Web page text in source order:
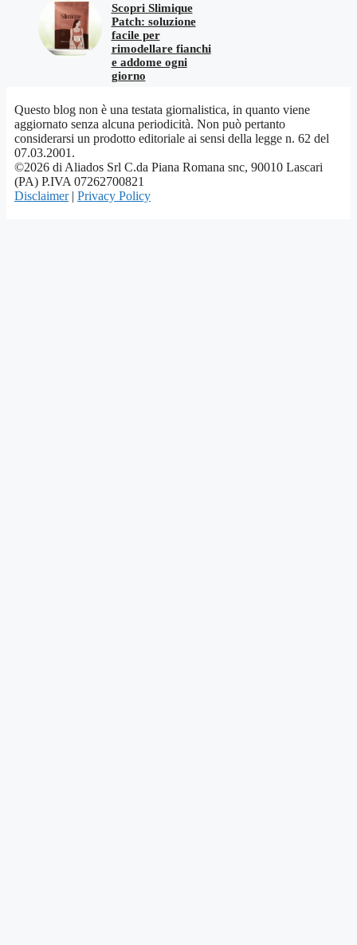
Scopri Slimique
Patch: soluzione
facile per
rimodellare fianchi
e addome ogni
giorno
Questo blog non è una testata giornalistica, in quanto viene
aggiornato senza alcuna periodicità. Non può pertanto
considerarsi un prodotto editoriale ai sensi della legge n. 62 del
07.03.2001.
©2026 di Aliados Srl C.da Piana Romana snc, 90010 Lascari
(PA) P.IVA 07262700821
Disclaimer| Privacy Policy